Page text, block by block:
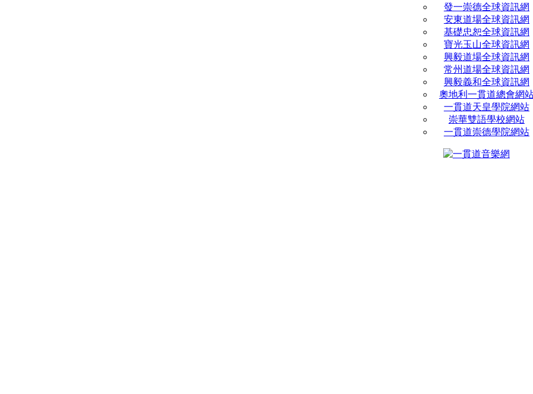
發一崇德全球資訊網
安東道場全球資訊網
基礎忠恕全球資訊網
寶光玉山全球資訊網
興毅道場全球資訊網
常州道場全球資訊網
興毅義和全球資訊網
奧地利一貫道總會網
一貫道天皇學院網站
崇華雙語學校網站
一貫道崇德學院網站